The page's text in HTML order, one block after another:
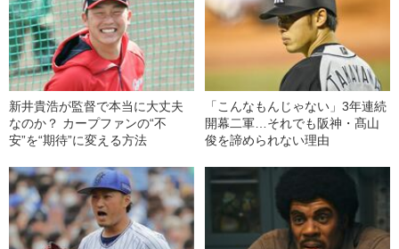
新井貴浩が監督で本当に大丈夫
なのか？ カープファンの“不
安”を“期待”に変える方法
「こんなもんじゃない」3年連続
開幕二軍…それでも阪神・髙山
俊を諦められない理由